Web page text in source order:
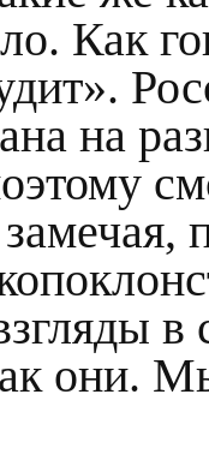
Как
на
в
они.